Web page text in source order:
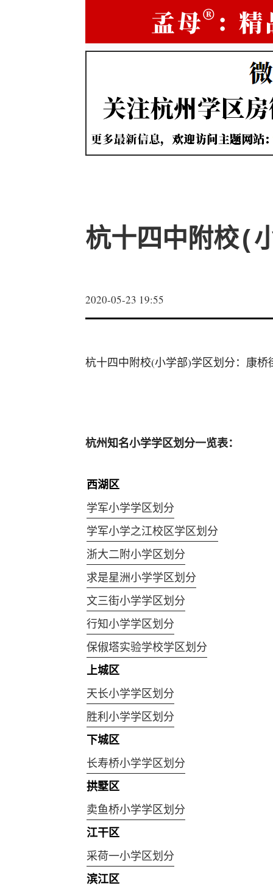
杭十四中附校(
2020-05-23 19:55
杭十四中附校(小学部)学区划分：康桥
杭州知名小学学区划分一览表：
西湖区
学军小学学区划分
学军小学之江校区学区划分
浙大二附小学区划分
求是星洲小学学区划分
文三街小学学区划分
行知小学学区划分
保俶塔实验学校学区划分
上城区
天长小学学区划分
胜利小学学区划分
下城区
长寿桥小学学区划分
拱墅区
卖鱼桥小学学区划分
江干区
采荷一小学区划分
滨江区